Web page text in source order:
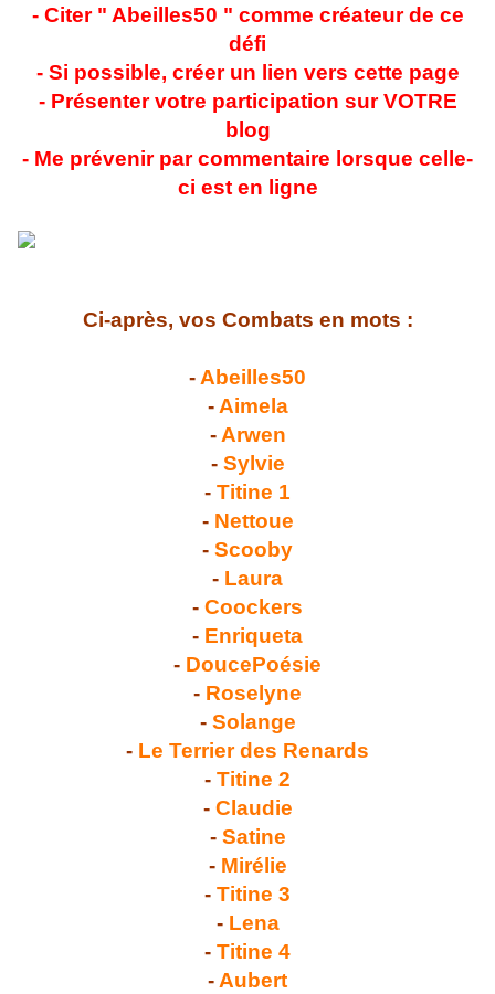
- Citer " Abeilles50 " comme créateur de ce
défi
- Si possible, créer un lien vers cette page
- Présenter votre participation sur VOTRE
blog
- Me prévenir par commentaire lorsque celle-
ci est en ligne
Ci-après, vos Combats en mots :
- Abeilles50
- Aimela
- Arwen
- Sylvie
- Titine 1
- Nettoue
- Scooby
- Laura
- Coockers
- Enriqueta
- DoucePoésie
- Roselyne
- Solange
- Le Terrier des Renards
- Titine 2
- Claudie
- Satine
- Mirélie
- Titine 3
- Lena
- Titine 4
- Aubert